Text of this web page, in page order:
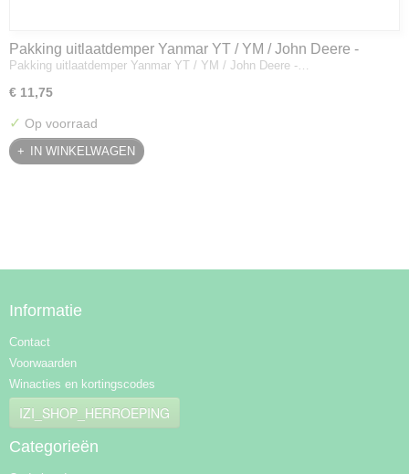
Pakking uitlaatdemper Yanmar YT / YM / John Deere -
128300-13230
Pakking uitlaatdemper Yanmar YT / YM / John Deere -…
€ 11,75
✓ Op voorraad
IN WINKELWAGEN
Informatie
Contact
Voorwaarden
Winacties en kortingscodes
IZI_SHOP_HERROEPING
Categorieën